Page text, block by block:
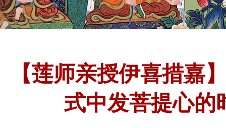
【莲师亲授伊喜措
式中发菩提心的